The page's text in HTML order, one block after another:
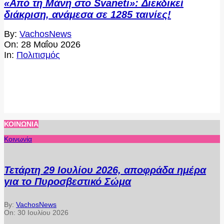
«Από τη Μάνη στο Svaneti»: Διεκδικεί
διάκριση, ανάμεσα σε 1285 ταινίες!
2026-
05-
28
By: VachosNews
On: 28 Μαΐου 2026
In: Πολιτισμός
ΚΟΙΝΩΝΊΑ
Κοινωνία
Τετάρτη 29 Ιουλίου 2026, αποφράδα ημέρα
για το Πυροσβεστικό Σώμα
By: VachosNews
On: 30 Ιουλίου 2026